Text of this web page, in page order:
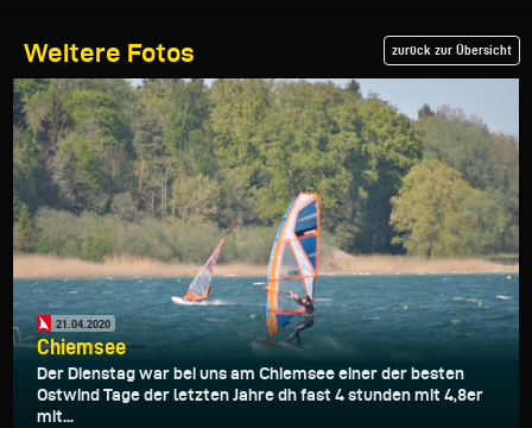
Weitere Fotos zurück zur Übersicht
21.04.2020
Chiemsee
Der Dienstag war bei uns am Chiemsee einer der besten
Ostwind Tage der letzten Jahre dh fast 4 stunden mit 4,8er
mit...